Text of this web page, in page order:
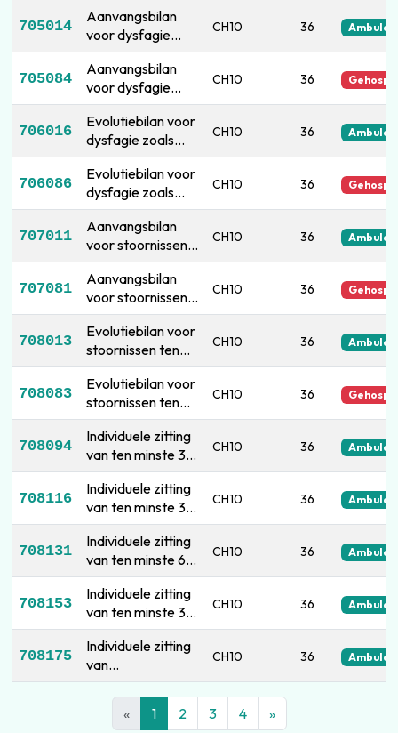
705014
Aanvangsbilan
voor dysfagie
zoals verder
omschreven
CH10 36
705084
Aanvangsbilan
voor dysfagie
zoals verder
omschreven
CH10 36
706016
Evolutiebilan voor
dysfagie zoals
verder
omschreven
CH10 36
706086
Evolutiebilan voor
dysfagie zoals
verder
omschreven
CH10 36
707011
Aanvangsbilan
voor stoornissen
ten gevolge van
gespleten lippen,
gespleten
gehemelte of
gespleten
tandkassen zoals
verder
omschreven
CH10 36
707081
Aanvangsbilan
voor stoornissen
ten gevolge van
gespleten lippen,
gespleten
gehemelte of
gespleten
tandkassen zoals
verder
omschreven
CH10 36
708013
Evolutiebilan voor
stoornissen ten
gevolge van
gespleten lippen,
gespleten
gehemelte of
gespleten
tandkassen zoals
verder
omschreven
CH10 36
708083
Evolutiebilan voor
stoornissen ten
gevolge van
gespleten lippen,
gespleten
gehemelte of
gespleten
tandkassen zoals
verder
omschreven
CH10 36
708094
Individuele zitting
van ten minste 30
minuten op
afstand
CH10 36
708116
Individuele zitting
van ten minste 30
minuten op
afstand
CH10 36
708131
Individuele zitting
van ten minste 60
minuten op
afstand
CH10 36
708153
Individuele zitting
van ten minste 30
minuten op
afstand
CH10 36
708175
Individuele zitting
van
ouderbegeleiding,
die ten minste 60
minuten duurt, op
CH10 36
« 1 2 3 4 »